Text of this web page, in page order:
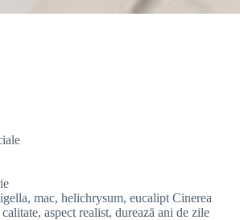
mac, helichrysum, eucalipt Cinerea
aspect realist, durează ani de zile